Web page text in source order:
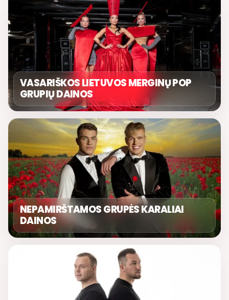
VASARIŠKOS LIETUVOS MERGINŲ POP
GRUPIŲ DAINOS
NEPAMIRŠTAMOS GRUPĖS KARALIAI
DAINOS